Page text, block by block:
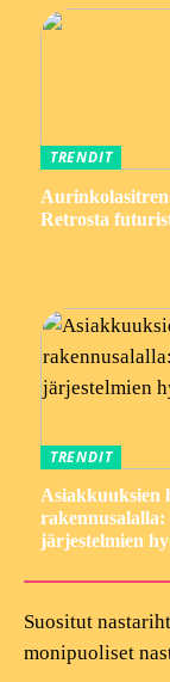
TRENDIT
Retrosta
TRENDIT
Asiakkuuksien
järjestelmien
Suositut
monipuoliset